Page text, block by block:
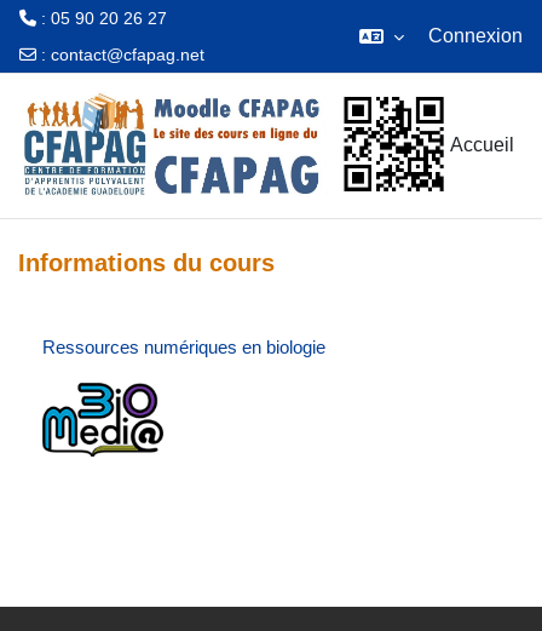
: 05 90 20 26 27
: contact@cfapag.net
Connexion
Accueil
Informations du cours
Ressources numériques en biologie